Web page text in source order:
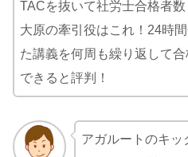
TACを抜いて社労士合格者
大原の牽引役はこれ！24時
た講義を何周も繰り返して
できると評判！
アガルートのキ